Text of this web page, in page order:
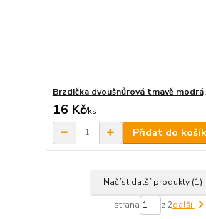
Brzdička dvoušnůrová tmavě
16 Kč/ks
Přidat do
Načíst další produkty (1)
strana z 2další